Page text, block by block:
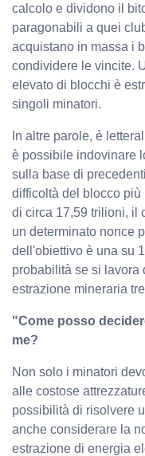
calcolo e dividono il
paragonabili a quei
acquistano in massa i
condividere le vincite.
elevato di blocchi è
singoli minatori.
In altre parole, è
è possibile indovinare
sulla base di
difficoltà del blocco più
di circa 17,59 trilioni, il
un determinato nonce
dell'obiettivo è una su
probabilità se si lavora
estrazione mineraria
"Come posso
me?
Non solo i minatori
alle costose
possibilità di risolvere
anche considerare la
estrazione di energia